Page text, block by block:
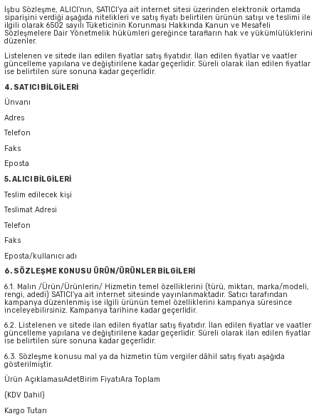
İşbu Sözleşme, ALICI’nın, SATICI’ya ait internet sitesi üzerinden elektronik ortamda
siparişini verdiği aşağıda nitelikleri ve satış fiyatı belirtilen ürünün satışı ve teslimi ile
ilgili olarak 6502 sayılı Tüketicinin Korunması Hakkında Kanun ve Mesafeli
Sözleşmelere Dair Yönetmelik hükümleri gereğince tarafların hak ve yükümlülüklerini
düzenler.
Listelenen ve sitede ilan edilen fiyatlar satış fiyatıdır. İlan edilen fiyatlar ve vaatler
güncelleme yapılana ve değiştirilene kadar geçerlidir. Süreli olarak ilan edilen fiyatlar
ise belirtilen süre sonuna kadar geçerlidir.
4. SATICI BİLGİLERİ
Ünvanı
Adres
Telefon
Faks
Eposta
5. ALICI BİLGİLERİ
Teslim edilecek kişi
Teslimat Adresi
Telefon
Faks
Eposta/kullanıcı adı
6. SÖZLEŞME KONUSU ÜRÜN/ÜRÜNLER BİLGİLERİ
6.1. Malın /Ürün/Ürünlerin/ Hizmetin temel özelliklerini (türü, miktarı, marka/modeli,
rengi, adedi) SATICI’ya ait internet sitesinde yayınlanmaktadır. Satıcı tarafından
kampanya düzenlenmiş ise ilgili ürünün temel özelliklerini kampanya süresince
inceleyebilirsiniz. Kampanya tarihine kadar geçerlidir.
6.2. Listelenen ve sitede ilan edilen fiyatlar satış fiyatıdır. İlan edilen fiyatlar ve vaatler
güncelleme yapılana ve değiştirilene kadar geçerlidir. Süreli olarak ilan edilen fiyatlar
ise belirtilen süre sonuna kadar geçerlidir.
6.3. Sözleşme konusu mal ya da hizmetin tüm vergiler dâhil satış fiyatı aşağıda
gösterilmiştir.
Ürün AçıklamasıAdetBirim FiyatıAra Toplam
(KDV Dahil)
Kargo Tutarı